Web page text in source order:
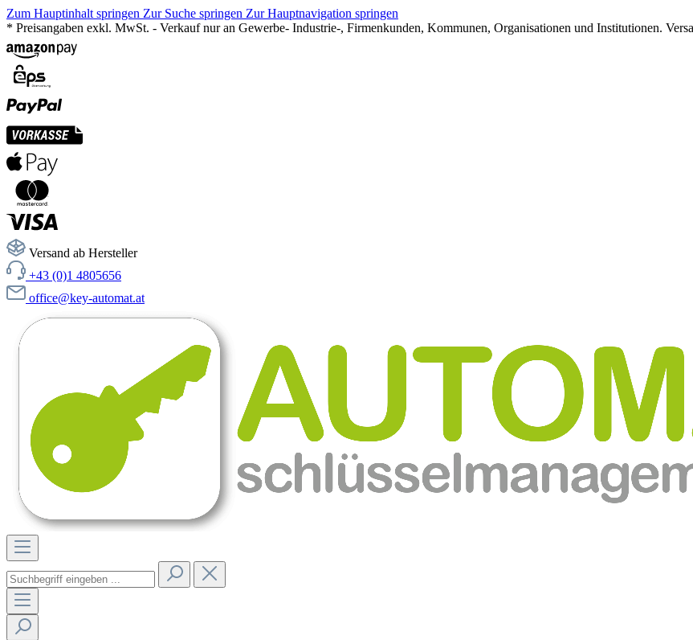
Zum Hauptinhalt springen Zur Suche springen Zur Hauptnavigation springen
* Preisangaben exkl. MwSt. - Verkauf nur an Gewerbe- Industrie-, Firmenkunden, Kommunen, Organisationen und Institutionen.
Versand ab Hersteller
+43 (0)1 4805656
office@key-automat.at